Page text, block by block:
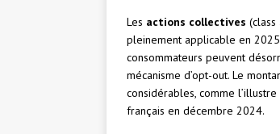
Les actions collectives
pleinement applicable en
consommateurs peuvent
mécanisme d’opt-out. Le
considérables, comme
français en décembre 2024.